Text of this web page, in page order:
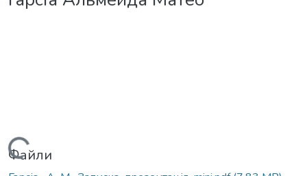
Файли